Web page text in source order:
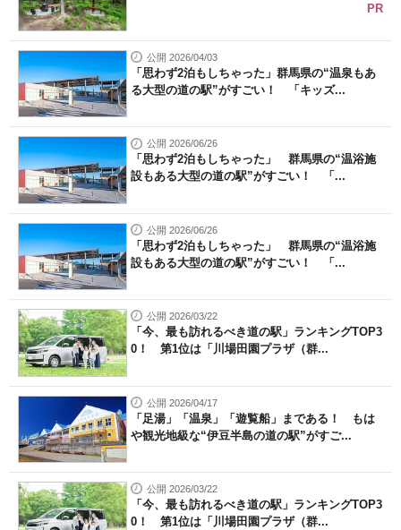
PR
公開 2026/04/03
「思わず2泊もしちゃった」群馬県の“温泉もあ
る大型の道の駅”がすごい！ 「キッズ...
公開 2026/06/26
「思わず2泊もしちゃった」 群馬県の“温浴施
設もある大型の道の駅”がすごい！ 「...
公開 2026/06/26
「思わず2泊もしちゃった」 群馬県の“温浴施
設もある大型の道の駅”がすごい！ 「...
公開 2026/03/22
「今、最も訪れるべき道の駅」ランキングTOP3
0！ 第1位は「川場田園プラザ（群...
公開 2026/04/17
「足湯」「温泉」「遊覧船」まである！ もは
や観光地級な“伊豆半島の道の駅”がすご...
公開 2026/03/22
「今、最も訪れるべき道の駅」ランキングTOP3
0！ 第1位は「川場田園プラザ（群...